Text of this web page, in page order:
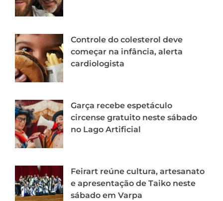
Controle do colesterol deve
começar na infância, alerta
cardiologista
Garça recebe espetáculo
circense gratuito neste sábado
no Lago Artificial
Feirart reúne cultura, artesanato
e apresentação de Taiko neste
sábado em Varpa